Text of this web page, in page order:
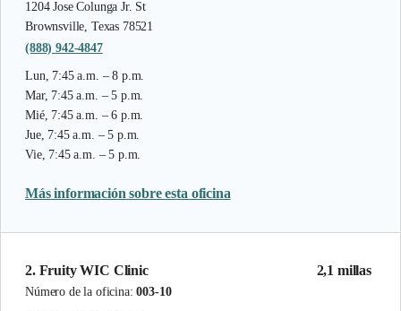
1204 Jose Colunga Jr. St
Brownsville, Texas 78521
(888) 942-4847
Lun, 7:45 a.m. – 8 p.m.
Mar, 7:45 a.m. – 5 p.m.
Mié, 7:45 a.m. – 6 p.m.
Jue, 7:45 a.m. – 5 p.m.
Vie, 7:45 a.m. – 5 p.m.
Más información sobre esta oficina
2,1 millas
2. Fruity WIC Clinic
Número de la oficina:003-10